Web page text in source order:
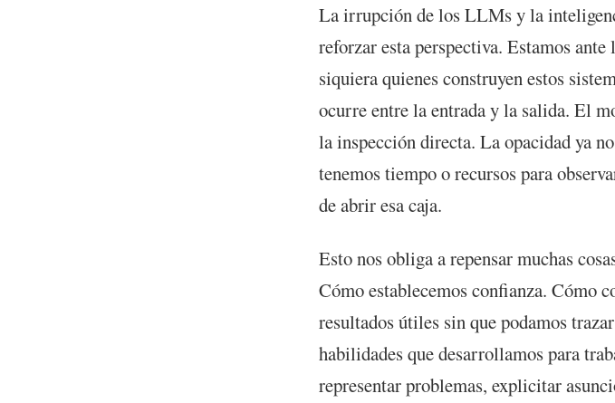
La irrupción de los LLMs y la
reforzar esta perspectiva. Estamos
siquiera quienes construyen estos
ocurre entre la entrada y la salida. El
la inspección directa. La opacidad ya
tenemos tiempo o recursos para
de abrir esa caja.
Esto nos obliga a repensar muchas
Cómo establecemos confianza. Cómo
resultados útiles sin que podamos
habilidades que desarrollamos para
representar problemas, explicitar